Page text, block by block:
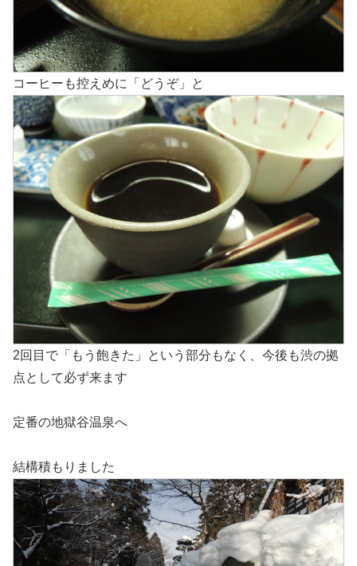
コーヒーも控えめに「どうぞ」と
2回目で「もう飽きた」という部分もなく、今後も渋の拠
点として必ず来ます
定番の地獄谷温泉へ
結構積もりました